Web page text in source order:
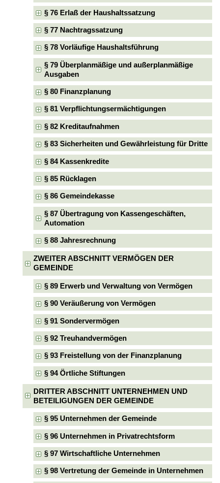
§ 76 Erlaß der Haushaltssatzung
§ 77 Nachtragssatzung
§ 78 Vorläufige Haushaltsführung
§ 79 Überplanmäßige und außerplanmäßige
Ausgaben
§ 80 Finanzplanung
§ 81 Verpflichtungsermächtigungen
§ 82 Kreditaufnahmen
§ 83 Sicherheiten und Gewährleistung für Dritte
§ 84 Kassenkredite
§ 85 Rücklagen
§ 86 Gemeindekasse
§ 87 Übertragung von Kassengeschäften,
Automation
§ 88 Jahresrechnung
ZWEITER ABSCHNITT VERMÖGEN DER
GEMEINDE
§ 89 Erwerb und Verwaltung von Vermögen
§ 90 Veräußerung von Vermögen
§ 91 Sondervermögen
§ 92 Treuhandvermögen
§ 93 Freistellung von der Finanzplanung
§ 94 Örtliche Stiftungen
DRITTER ABSCHNITT UNTERNEHMEN UND
BETEILIGUNGEN DER GEMEINDE
§ 95 Unternehmen der Gemeinde
§ 96 Unternehmen in Privatrechtsform
§ 97 Wirtschaftliche Unternehmen
§ 98 Vertretung der Gemeinde in Unternehmen